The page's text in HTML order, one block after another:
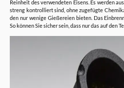
Reinheit des verwendeten Eisens. Es werden
streng kontrolliert sind, ohne zugefügte
den nur wenige Gießereien bieten. Das
So können Sie sicher sein, dass nur das auf den